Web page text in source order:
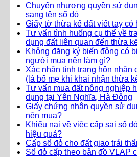
Chuyển nhượng quyền sử
sang tên sổ đỏ
Giấy tờ thừa kế đất viết tay có
Tư vấn tình huống cụ thể về
dụng đất liên quan đến thừa
Không đăng ký biến động có
người mua nên làm gì?
Xác nhận tình trạng hôn nhân
(là bố mẹ khi khai nhận thừa
Tư vấn mua đất nông nghiệp
dụng tại Yên Nghĩa, Hà Đông
Giấy chứng nhận quyền sử
nên mua?
Khiếu nại về việc cấp sai sổ
hiệu quả?
Cấp sổ đỏ cho đất giao trái
Sổ đỏ cấp theo bản đồ VLAP